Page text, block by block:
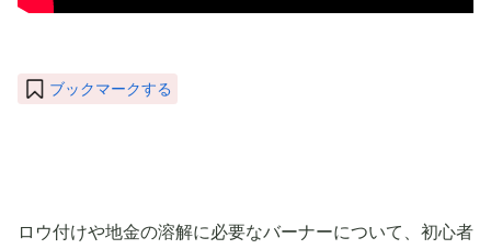
ブックマークする
ロウ付けや地金の溶解に必要なバーナーについて、初心者